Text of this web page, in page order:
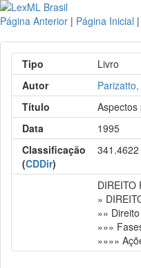
Página Anterior | Página Inicial |
Tipo
Livro
Autor
Título
Data
1995
Classificação
(CDDir)
341.4622
»
»»
»»»
»»»»